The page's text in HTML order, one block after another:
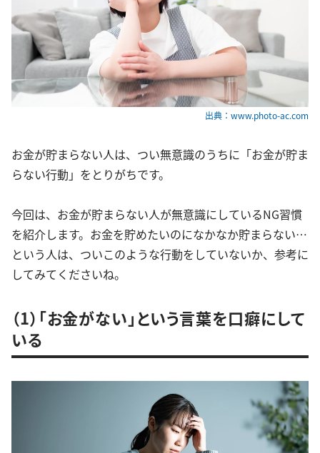
出典：www.photo-ac.com
お金が貯まらない人は、つい無意識のうちに「お金が貯ま
らない行動」をとりがちです。
今回は、お金が貯まらない人が無意識にしているNG習慣
を紹介します。お金を貯めたいのになかなか貯まらない…
という人は、ついこのような行動をしていないか、参考に
してみてくださいね。
（1）「お金がない」という言葉を口癖にして
いる